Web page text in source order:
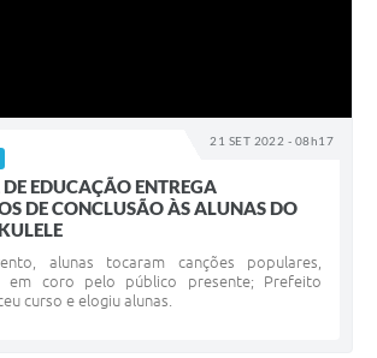
21 SET 2022 - 08h17
EDUCAÇÃO ENTREGA
DE CONCLUSÃO ÀS ALUNAS DO
alunas tocaram canções populares,
em coro pelo público presente; Prefeito
curso e elogiu alunas.